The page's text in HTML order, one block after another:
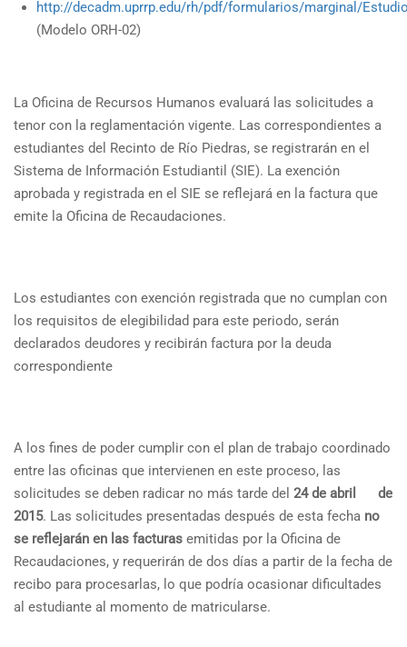
http://decadm.uprrp.edu/rh/pdf/formularios/marginal/
(Modelo ORH-02)
La Oficina de Recursos Humanos evaluará las solicitudes a
tenor con la reglamentación vigente. Las correspondientes a
estudiantes del Recinto de Río Piedras, se registrarán en el
Sistema de Información Estudiantil (SIE). La exención
aprobada y registrada en el SIE se reflejará en la factura que
emite la Oficina de Recaudaciones.
Los estudiantes con exención registrada que no cumplan con
los requisitos de elegibilidad para este periodo, serán
declarados deudores y recibirán factura por la deuda
correspondiente
A los fines de poder cumplir con el plan de trabajo coordinado
entre las oficinas que intervienen en este proceso, las
solicitudes se deben radicar no más tarde del 24 de abril de
2015. Las solicitudes presentadas después de esta fecha no
se reflejarán en las facturas emitidas por la Oficina de
Recaudaciones, y requerirán de dos días a partir de la fecha de
recibo para procesarlas, lo que podría ocasionar dificultades
al estudiante al momento de matricularse.